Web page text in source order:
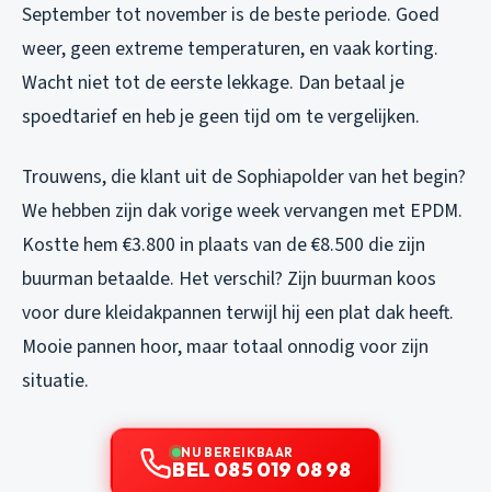
September tot november is de beste periode. Goed
weer, geen extreme temperaturen, en vaak korting.
Wacht niet tot de eerste lekkage. Dan betaal je
spoedtarief en heb je geen tijd om te vergelijken.
Trouwens, die klant uit de Sophiapolder van het begin?
We hebben zijn dak vorige week vervangen met EPDM.
Kostte hem €3.800 in plaats van de €8.500 die zijn
buurman betaalde. Het verschil? Zijn buurman koos
voor dure kleidakpannen terwijl hij een plat dak heeft.
Mooie pannen hoor, maar totaal onnodig voor zijn
situatie.
NU BEREIKBAAR
BEL 085 019 08 98